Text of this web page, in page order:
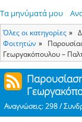
Τα μηνύματά μου
Όλες οι κατηγορίες
Φοιτητών
Γεωργακόπουλου –
Αναγνώσεις: 298 /